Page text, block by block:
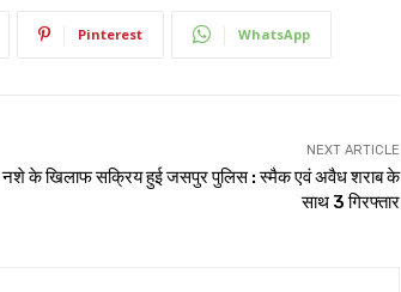
Pinterest WhatsApp
NEXT ARTICLE
नशे के खिलाफ सक्रिय हुई जसपुर पुलिस : स्मैक एवं अवैध शराब के
साथ 3 गिरफ्तार